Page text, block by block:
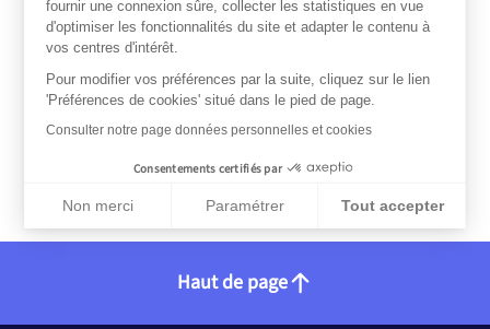
plus ?
Haut de page
fournir une connexion sûre, collecter les statistiques en vue
d'optimiser les fonctionnalités du site et adapter le contenu à
vos centres d'intérêt.
Pour modifier vos préférences par la suite, cliquez sur le lien
'Préférences de cookies' situé dans le pied de page.
Consulter notre page données personnelles et cookies
Consentements certifiés par
Non merci Paramétrer Tout accepter
Axeptio consent
Plateforme de Gestion du Consentement : Personnalisez vos